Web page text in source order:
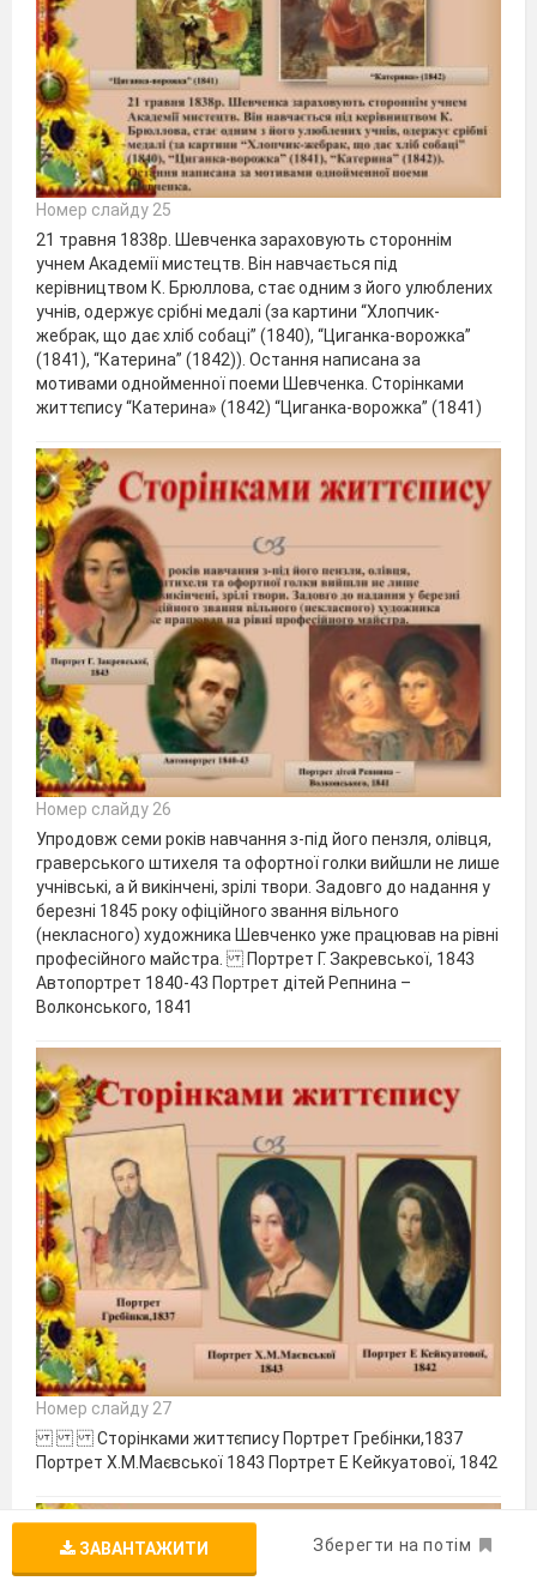
Номер слайду 25
21 травня 1838р. Шевченка зараховують стороннім
учнем Академії мистецтв. Він навчається під
керівництвом К. Брюллова, стає одним з його улюблених
учнів, одержує срібні медалі (за картини “Хлопчик-
жебрак, що дає хліб собаці” (1840), “Циганка-ворожка”
(1841), “Катерина” (1842)). Остання написана за
мотивами однойменної поеми Шевченка. Сторінками
життєпису “Катерина» (1842) “Циганка-ворожка” (1841)
Номер слайду 26
Упродовж семи років навчання з-під його пензля, олівця,
граверського штихеля та офортної голки вийшли не лише
учнівські, а й викінчені, зрілі твори. Задовго до надання у
березні 1845 року офіційного звання вільного
(некласного) художника Шевченко уже працював на рівні
професійного майстра. Портрет Г. Закревської, 1843
Автопортрет 1840-43 Портрет дітей Репнина –
Волконського, 1841
Номер слайду 27
Сторінками життєпису Портрет Гребінки,1837
Портрет Х.М.Маєвської 1843 Портрет Е Кейкуатової, 1842
ЗАВАНТАЖИТИ Зберегти на потім